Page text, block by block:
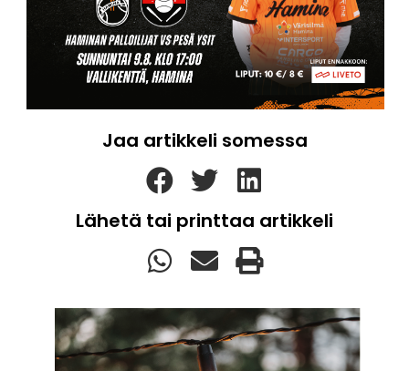
Jaa artikkeli somessa
Lähetä tai printtaa artikkeli